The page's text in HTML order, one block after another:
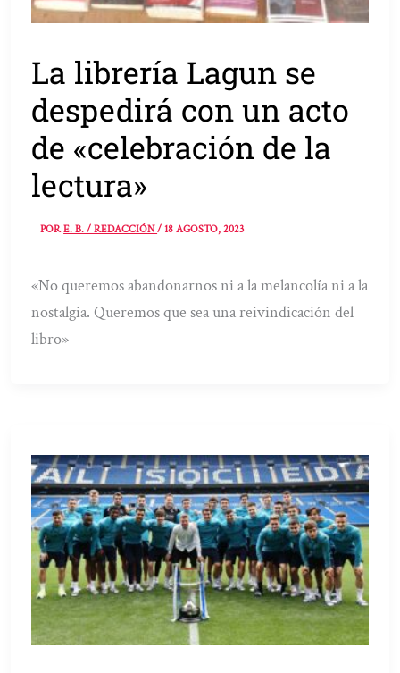
La librería Lagun se
despedirá con un acto
de «celebración de la
lectura»
PORE. B. / REDACCIÓN/18 AGOSTO, 2023
«No queremos abandonarnos ni a la melancolía ni a la
nostalgia. Queremos que sea una reivindicación del
libro»